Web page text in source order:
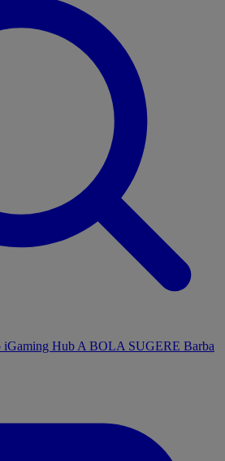
iGaming Hub A BOLA SUGERE Barba